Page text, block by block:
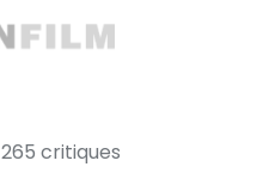
265 critiques